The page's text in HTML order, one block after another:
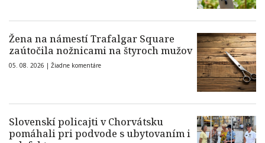
Žena na námestí Trafalgar Square
zaútočila nožnicami na štyroch mužov
05. 08. 2026 | Žiadne komentáre
Slovenskí policajti v Chorvátsku
pomáhali pri podvode s ubytovaním i